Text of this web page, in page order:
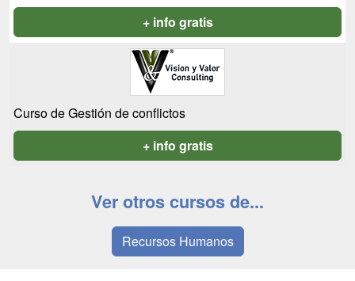
+ info gratis
Curso de Gestión de conflictos
+ info gratis
Ver otros cursos de...
Recursos Humanos